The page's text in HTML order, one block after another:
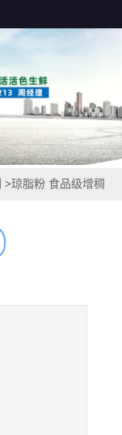
>琼脂粉 食品级增稠